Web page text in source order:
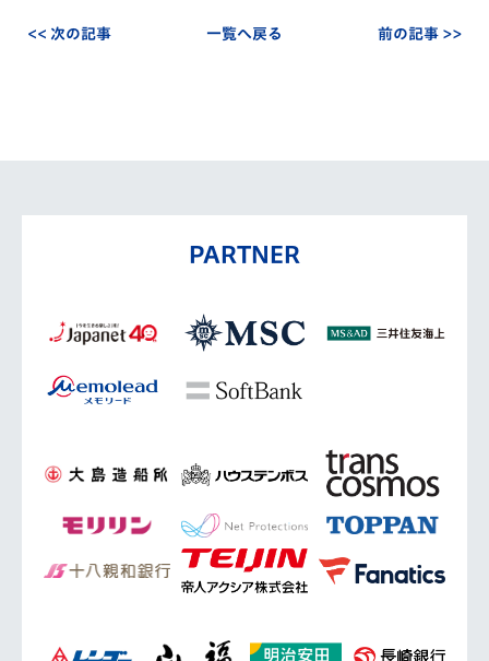
<< 次の記事 一覧へ戻る 前の記事 >>
PARTNER